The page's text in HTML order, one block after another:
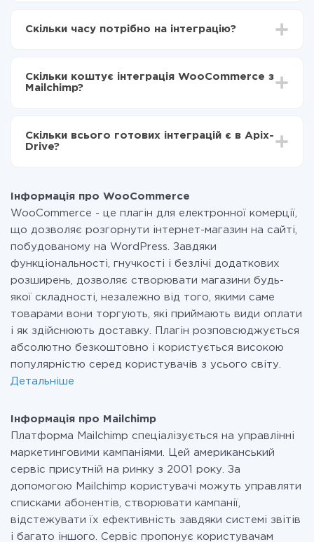
Вибираєте які дані передавати з WooCommerce в
Тепер дані будуть автоматично передаватися з
WooCommerce в Mailchimp
Скільки часу потрібно на інтеграцію?
становити від 5-ти до 30-хвилин. У середньому
налаштування займає 10-15 хвилин.
Скільки коштує інтеграція WooCommerce з
Mailchimp?
Ви оплачуєте лише кількість даних, які за фактом
передаються з однієї вашої системи в іншу через
при необхідності. Детальніше про
Скільки всього готових інтеграцій є в Apix-
Drive?
Інформація про WooCommerce
WooCommerce - це плагін для електронної комерції,
що дозволяє розгорнути інтернет-магазин на сайті,
побудованому на WordPress. Завдяки
функціональності, гнучкості і безлічі додаткових
розширень, дозволяє створювати магазини будь-
якої складності, незалежно від того, якими саме
товарами вони торгують, які приймають види оплати
і як здійснюють доставку. Плагін розповсюджується
абсолютно безкоштовно і користується високою
популярністю серед користувачів з усього світу.
Детальніше
Інформація про Mailchimp
Платформа Mailchimp спеціалізується на управлінні
маркетинговими кампаніями. Цей американський
сервіс присутній на ринку з 2001 року. За
допомогою Mailchimp користувачі можуть управляти
списками абонентів, створювати кампанії,
відстежувати їх ефективність завдяки системі звітів
і багато іншого. Сервіс пропонує користувачам